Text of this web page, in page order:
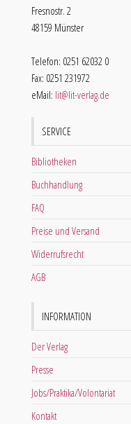
Fresnostr. 2
48159 Münster
Telefon: 0251 62032 0
Fax: 0251 231972
eMail: lit@lit-verlag.de
SERVICE
Bibliotheken
Buchhandlung
FAQ
Preise und Versand
Widerrufsrecht
AGB
INFORMATION
Der Verlag
Presse
Jobs/Praktika/Volontariat
Kontakt